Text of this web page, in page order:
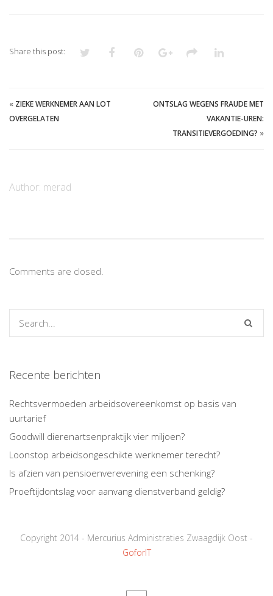
Share this post:
« ZIEKE WERKNEMER AAN LOT
OVERGELATEN
ONTSLAG WEGENS FRAUDE MET
VAKANTIE-UREN:
TRANSITIEVERGOEDING? »
Author: merad
Comments are closed.
Recente berichten
Rechtsvermoeden arbeidsovereenkomst op basis van
uurtarief
Goodwill dierenartsenpraktijk vier miljoen?
Loonstop arbeidsongeschikte werknemer terecht?
Is afzien van pensioenverevening een schenking?
Proeftijdontslag voor aanvang dienstverband geldig?
Copyright 2014 - Mercurius Administraties Zwaagdijk Oost -
GoforIT